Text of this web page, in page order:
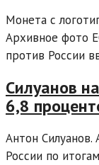
Монета с
Архивное фото
против России
Силуанов
6,8
Антон
России по